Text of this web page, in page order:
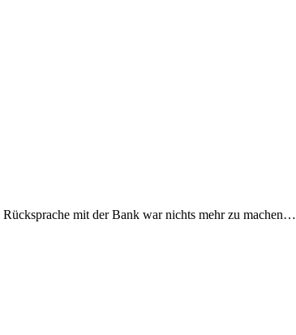
mit der Bank war nichts mehr zu machen…